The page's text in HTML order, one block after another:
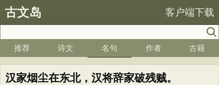
古文岛 客户端下载
推荐 诗文 名句 作者 古籍
汉家烟尘在东北，汉将辞家破残贼。